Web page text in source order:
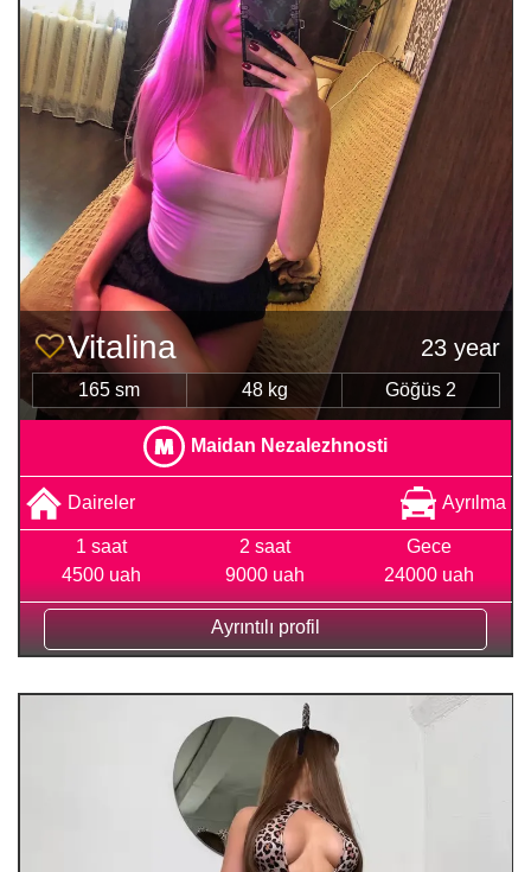
Vitalina 23 year
165 sm 48 kg Göğüs 2
Maidan Nezalezhnosti
Daireler Ayrılma
1 saat
4500 uah
2 saat
9000 uah
Gece
24000 uah
Ayrıntılı profil